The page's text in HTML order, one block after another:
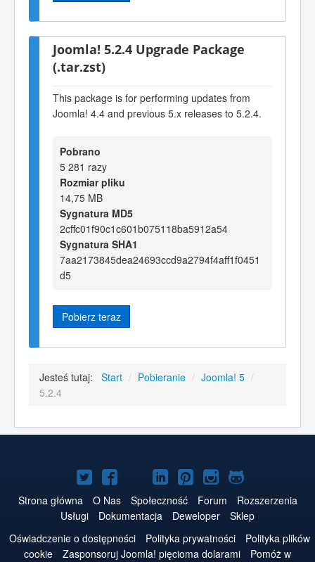
Joomla! 5.2.4 Upgrade Package
(.tar.zst)
This package is for performing updates from
Joomla! 4.4 and previous 5.x releases to 5.2.4.
Pobrano
5 281 razy
Rozmiar pliku
14,75 MB
Sygnatura MD5
2cffc01f90c1c601b075118ba5912a54
Sygnatura SHA1
7aa2173845dea24693ccd9a2794f4aff1f0451
d5
Pobierz teraz
Jesteś tutaj: Start / Pobieranie / Joomla! 5 /
5.2.4
Joomla!
na
Twitterze
Joomla!
na
Facebooku
Joomla!
na
YouTube
Joomla!
na
LinkedIn
Joomla!
w
serwisie
Pinterest
Joomla!
na
Instagramie
Joomla!
na
GitHubie
Strona główna O Nas Społeczność Forum
Rozszerzenia
Usługi
Dokumentacja Deweloper
Sklep
Oświadczenie o dostępności
Polityka prywatności
Polityka plików
cookie
Zasponsoruj Joomla! pięcioma dolarami
Pomóż w